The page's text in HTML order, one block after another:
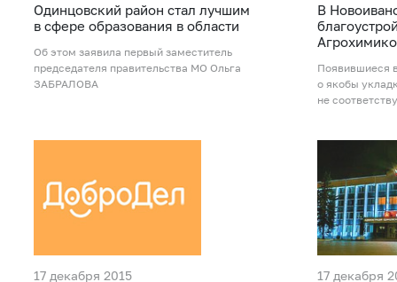
Одинцовский район стал лучшим
в сфере образования в области
Об этом заявила первый заместитель
председателя правительства МО Ольга
ЗАБРАЛОВА
В
Появившиеся
о якобы
не
17 декабря 2015 17 декабря